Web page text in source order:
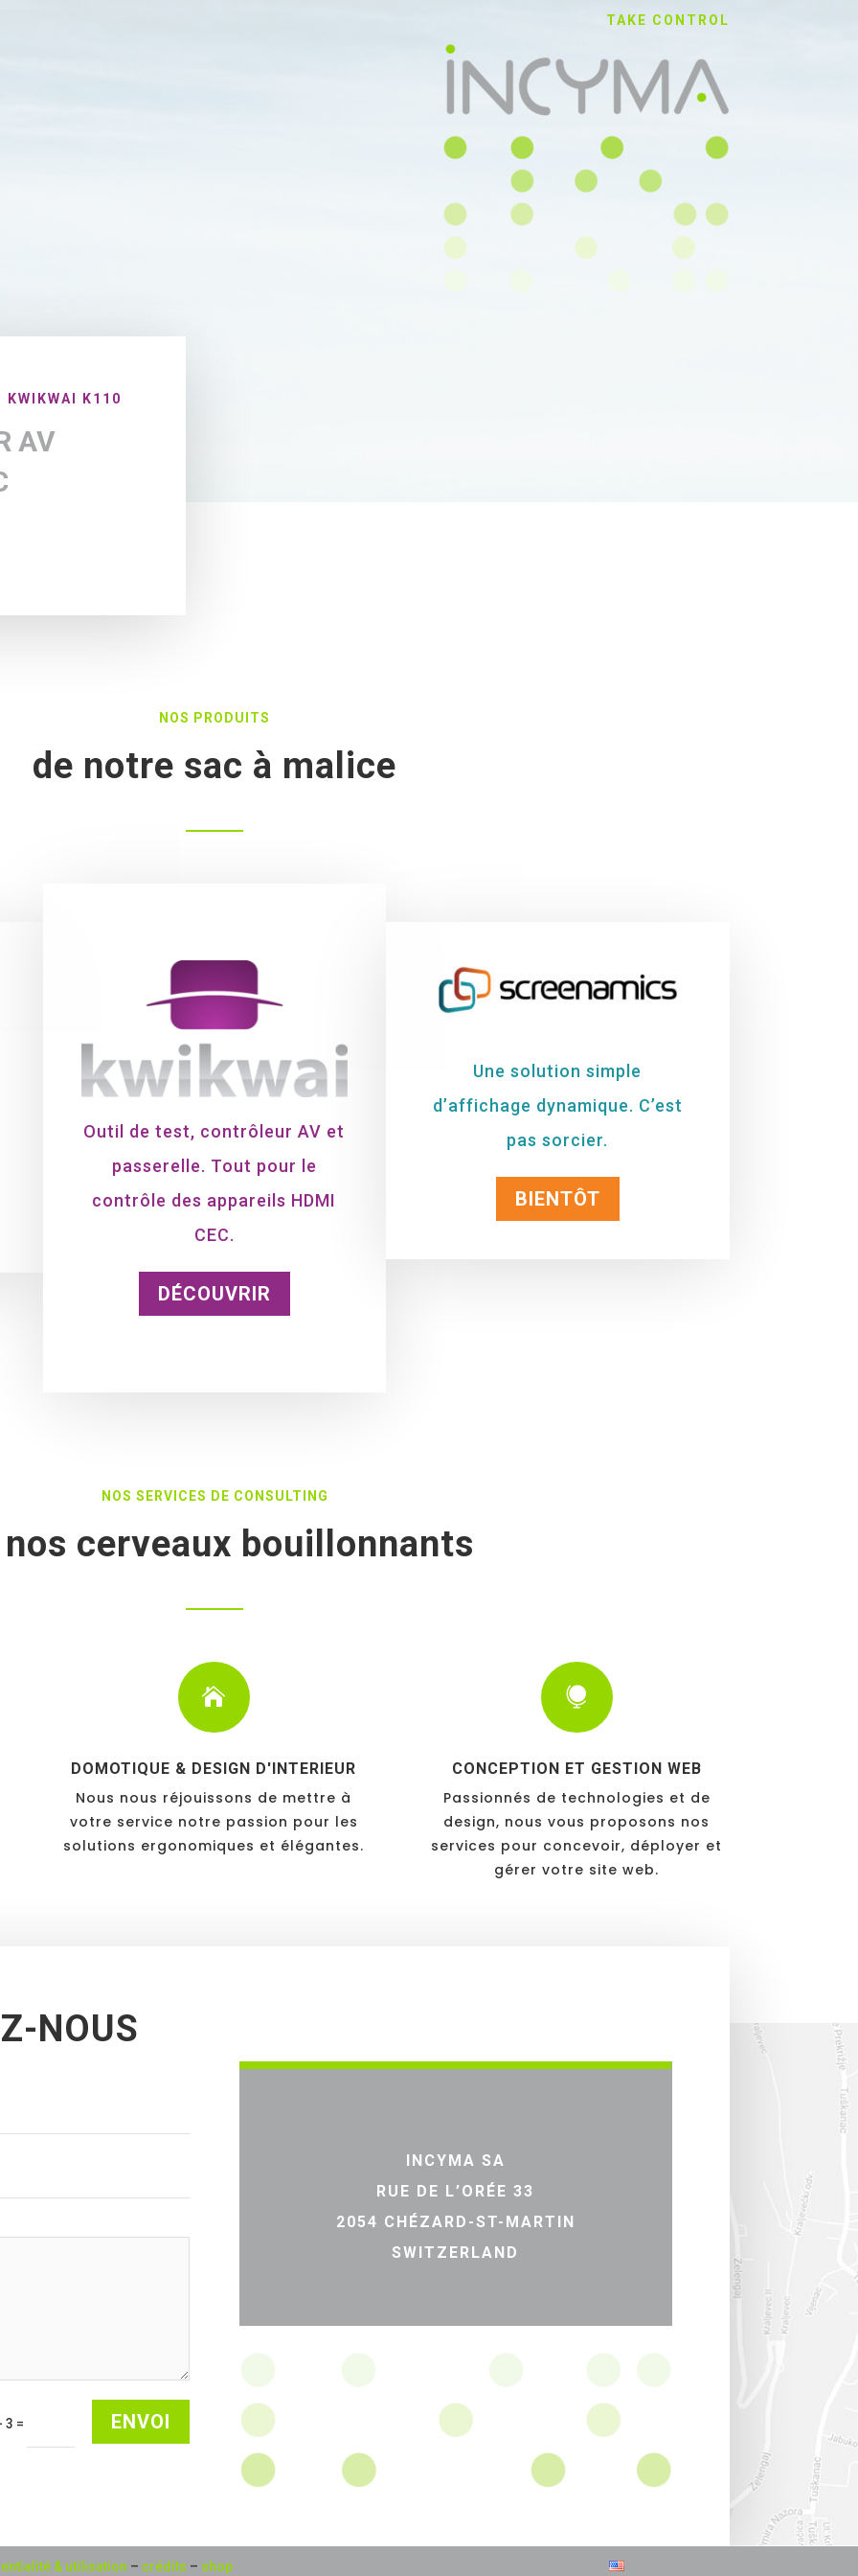
TAKE CONTROL
KWIKWAI K110
AV
NOS PRODUITS
de notre sac à malice
Outil de test, contrôleur AV et
passerelle. Tout pour le
contrôle des appareils HDMI
CEC.
DÉCOUVRIR
Une solution simple
d’affichage dynamique. C’est
pas sorcier.
BIENTÔT
NOS SERVICES DE CONSULTING
cerveaux bouillonnants

DOMOTIQUE & DESIGN D'INTERIEUR
Nous nous réjouissons de mettre à
votre service notre passion pour les
solutions ergonomiques et élégantes.

CONCEPTION ET GESTION WEB
Passionnés de technologies et de
design, nous vous proposons nos
services pour concevoir, déployer et
gérer votre site web.
NOUS
3 = ENVOI
INCYMA SA
RUE DE L’ORÉE 33
2054 CHÉZARD-ST-MARTIN
SWITZERLAND
& utilisation – crédits – shop